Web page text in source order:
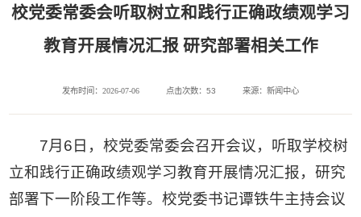
校党委常委会听取树立和践行正确政绩观学习
教育开展情况汇报 研究部署相关工作
发布时间：2026-07-06 点击次数： 53 来源：新闻中心
7月6日，校党委常委会召开会议，听取学校树
立和践行正确政绩观学习教育开展情况汇报，研究
部署下一阶段工作等。校党委书记谭铁牛主持会议